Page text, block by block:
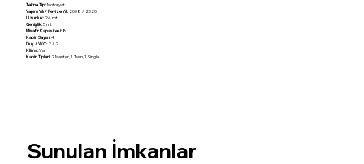
Tekne Tipi:Motoryat
Yapım Yılı / Revize Yılı:2008 / 2020
Uzunluk:24 mt
Genişlik:5 mt
Misafir Kapasitesi:8
Kabin Sayısı:4
Duş / WC:2 / 2
Klima:Var
Kabin Tipleri:2 Master, 1 Twin, 1 Single
Sunulan İmkanlar